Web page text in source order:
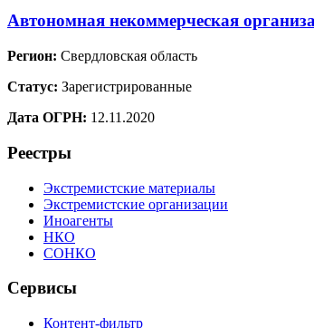
Автономная некоммерческая
Регион: Свердловская область
Статус: Зарегистрированные
Дата ОГРН: 12.11.2020
Реестры
Экстремистские материалы
Экстремистские организации
Иноагенты
НКО
СОНКО
Сервисы
Контент-фильтр